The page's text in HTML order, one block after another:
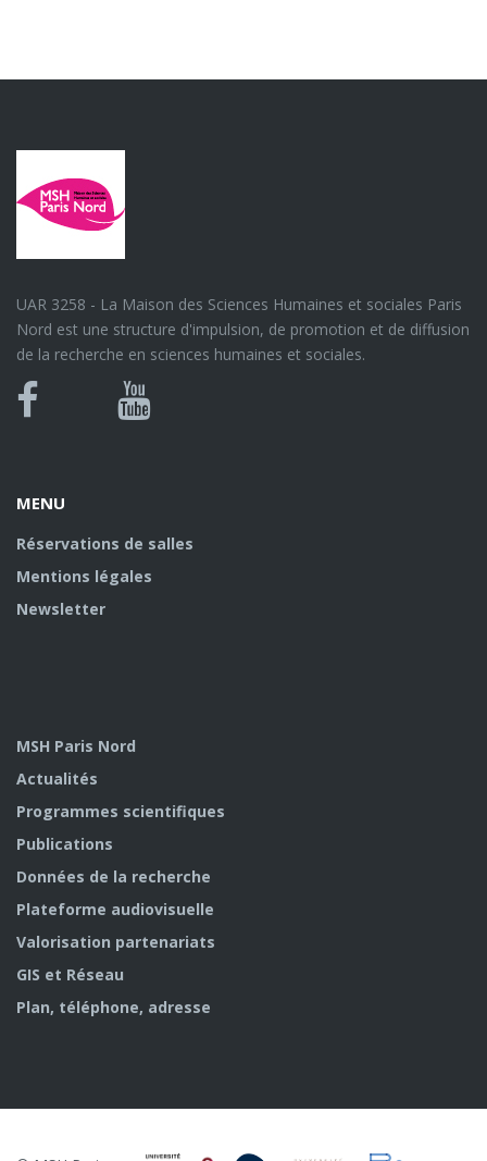
UAR 3258 - La Maison des Sciences Humaines et sociales Paris
Nord est une structure d'impulsion, de promotion et de diffusion
de la recherche en sciences humaines et sociales.
Bluesky
Canal
MENU
Réservations de salles
Mentions légales
Newsletter
MSH Paris Nord
Actualités
Programmes scientifiques
Publications
Données de la recherche
Plateforme audiovisuelle
Valorisation partenariats
GIS et Réseau
Plan, téléphone, adresse